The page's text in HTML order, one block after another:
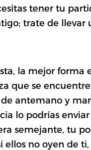
tener tu
trate de llevar
la mejor forma
que se
de antemano y
lo podrías
semejante, tu
no oyen de